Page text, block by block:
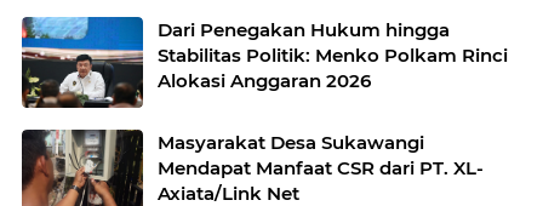
Dari Penegakan Hukum hingga
Stabilitas Politik: Menko Polkam Rinci
Alokasi Anggaran 2026
Masyarakat Desa Sukawangi
Mendapat Manfaat CSR dari PT. XL-
Axiata/Link Net